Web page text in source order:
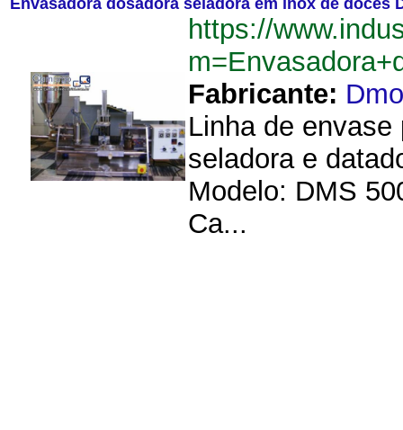
Envasadora dosadora seladora em inox de doces
https://
Fabricante:
Linha de
seladora e
Modelo: DMS
Ca...